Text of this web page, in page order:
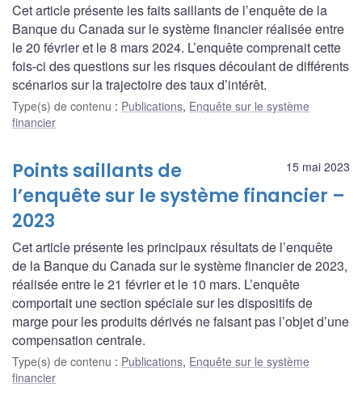
Cet article présente les faits saillants de l’enquête de la
Banque du Canada sur le système financier réalisée entre
le 20 février et le 8 mars 2024. L’enquête comprenait cette
fois-ci des questions sur les risques découlant de différents
scénarios sur la trajectoire des taux d’intérêt.
Type(s) de contenu : Publications, Enquête sur le système
financier
15 mai 2023
Points saillants de
l’enquête sur le système financier –
2023
Cet article présente les principaux résultats de l’enquête
de la Banque du Canada sur le système financier de 2023,
réalisée entre le 21 février et le 10 mars. L’enquête
comportait une section spéciale sur les dispositifs de
marge pour les produits dérivés ne faisant pas l’objet d’une
compensation centrale.
Type(s) de contenu : Publications, Enquête sur le système
financier